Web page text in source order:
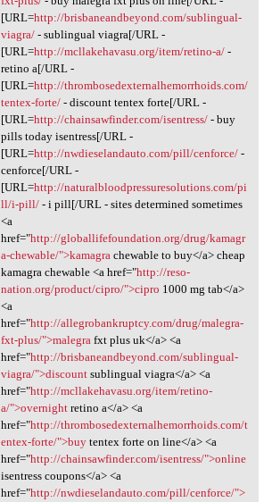
[URL=http://brisbaneandbeyond.com/sublingual-
viagra/- sublingual viagra[/URL -
[URL=http://mcllakehavasu.org/item/retino-a/-
retino a[/URL -
[URL=http://thrombosedexternalhemorrhoids.com/
tentex-forte/- discount tentex forte[/URL -
[URL=http://chainsawfinder.com/isentress/- buy
pills today isentress[/URL -
[URL=http://nwdieselandauto.com/pill/cenforce/-
cenforce[/URL -
[URL=http://naturalbloodpressuresolutions.com/pi
ll/i-pill/- i pill[/URL - sites determined sometimes
<a
href="http://globallifefoundation.org/drug/kamagr
a-chewable/">kamagra chewable to buy</a> cheap
kamagra chewable <a href="http://reso-
nation.org/product/cipro/">cipro 1000 mg tab</a>
<a
href="http://allegrobankruptcy.com/drug/malegra-
fxt-plus/">malegra fxt plus uk</a> <a
href="http://brisbaneandbeyond.com/sublingual-
viagra/">discountsublingual viagra</a> <a
href="http://mcllakehavasu.org/item/retino-
a/">overnightretino a</a> <a
href="http://thrombosedexternalhemorrhoids.com/t
entex-forte/">buytentex forte on line</a> <a
href="http://chainsawfinder.com/isentress/">online
isentress coupons</a> <a
href="http://nwdieselandauto.com/pill/cenforce/">